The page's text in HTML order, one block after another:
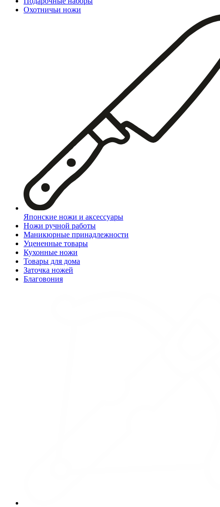
Охотничьи ножи
Японские ножи и аксессуары
Ножи ручной работы
Маникюрные принадлежности
Уцененные товары
Кухонные ножи
Товары для дома
Заточка ножей
Благовония